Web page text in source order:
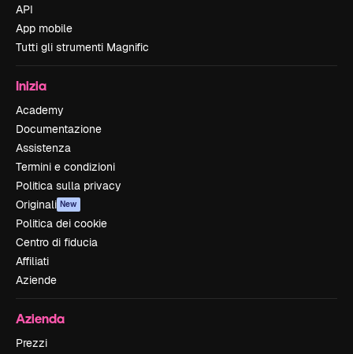
API
App mobile
Tutti gli strumenti Magnific
Inizia
Academy
Documentazione
Assistenza
Termini e condizioni
Politica sulla privacy
Originali New
Politica dei cookie
Centro di fiducia
Affiliati
Aziende
Azienda
Prezzi